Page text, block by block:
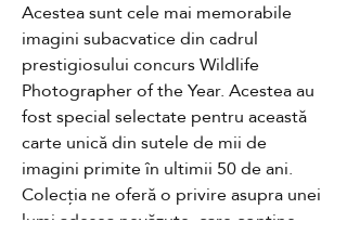
Acestea sunt cele mai memorabile
imagini subacvatice din cadrul
prestigiosului concurs Wildlife
Photographer of the Year. Acestea au
fost special selectate pentru această
carte unică din sutele de mii de
imagini primite în ultimii 50 de ani.
Colecția ne oferă o privire asupra unei
lumi adesea nevăzute, care conține